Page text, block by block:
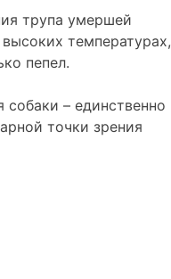
трупа умершей
температурах,
пепел.
– единственно
точки зрения